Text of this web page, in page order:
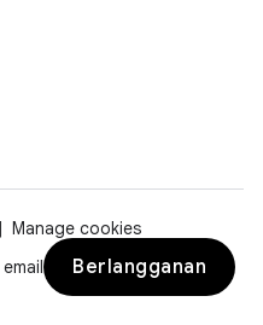
Manage cookies
Berlangganan